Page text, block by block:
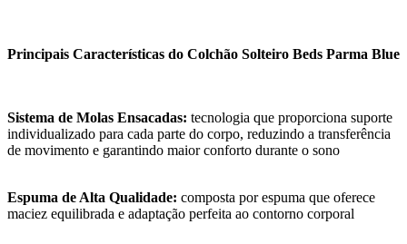
Principais Características do Colchão Solteiro Beds Parma Blue
Sistema de Molas Ensacadas: tecnologia que proporciona suporte
individualizado para cada parte do corpo, reduzindo a transferência
de movimento e garantindo maior conforto durante o sono
Espuma de Alta Qualidade: composta por espuma que oferece
maciez equilibrada e adaptação perfeita ao contorno corporal